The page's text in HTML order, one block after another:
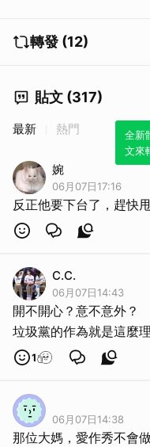
轉發 (12)
貼文 (317)
全新
文來
最新 熱門
婉
06月07日17:16
反正他要下台了，趕快
C.C.
06月07日14:43
開不開心？意不意外？
垃圾黨的作為就是這麼理
1
06月07日14:38
那位大媽，愛作秀不會